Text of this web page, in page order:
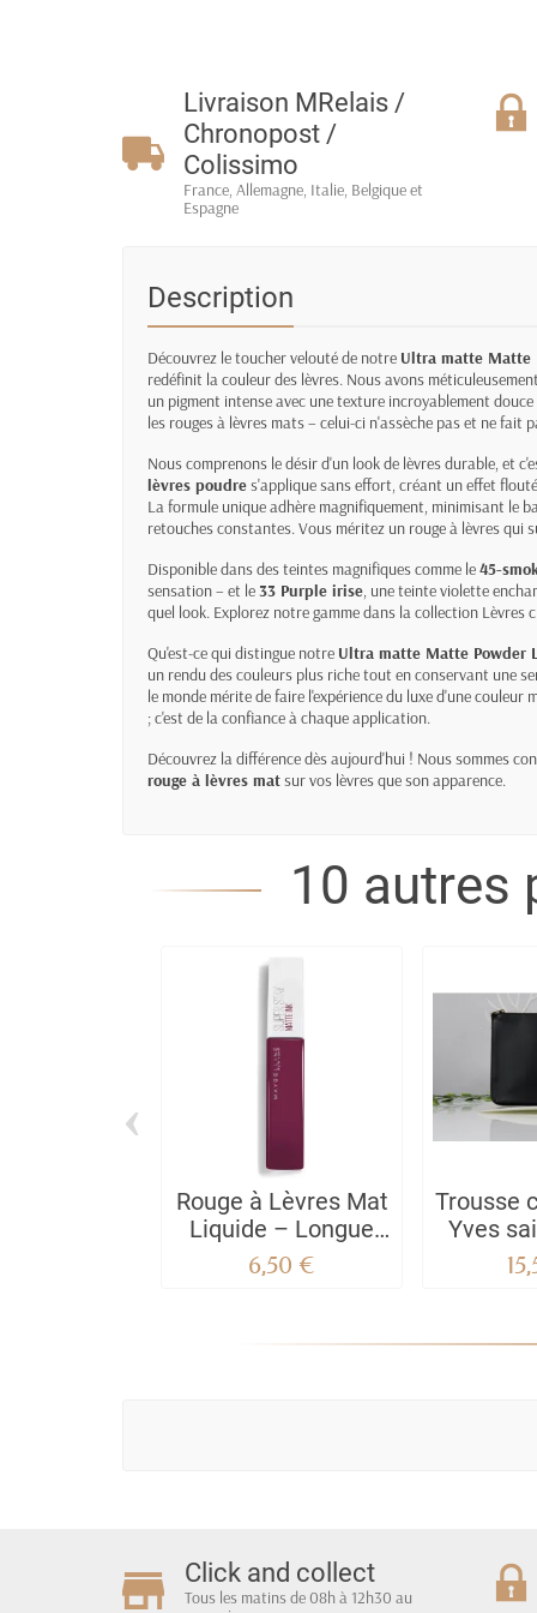
Livraison MRelais /
Chronopost /
Colissimo
France, Allemagne, Italie, Belgique et
Espagne
Description
Découvrez le toucher velouté de notre Ultra matte Matte
redéfinit la couleur des lèvres. Nous avons
un pigment intense avec une texture incroyablement
les rouges à lèvres mats – celui-ci n'assèche pas et ne
Nous comprenons le désir d'un look de lèvres durable, et
lèvres poudres'applique sans effort, créant un effet
La formule unique adhère magnifiquement, minimisant le
retouches constantes. Vous méritez un rouge à lèvres qui
Disponible dans des teintes magnifiques comme le45-
sensation – et le33 Purple irise, une teinte violette
quel look. Explorez notre gamme dans la collection Lèvres
Qu'est-ce qui distingue notre Ultra matte Matte Powder
un rendu des couleurs plus riche tout en conservant une
le monde mérite de faire l'expérience du luxe d'une
; c'est de la confiance à chaque application.
Découvrez la différence dès aujourd'hui ! Nous sommes
rouge à lèvres matsur vos lèvres que son apparence.
10 autres
Rouge à Lèvres Mat
Liquide – Longue
Tenue – Superstay
Matte Ink
6,50 €
Trousse
Yves
avec
‹
Click and collect
Tous les matins de 08h à 12h30 au